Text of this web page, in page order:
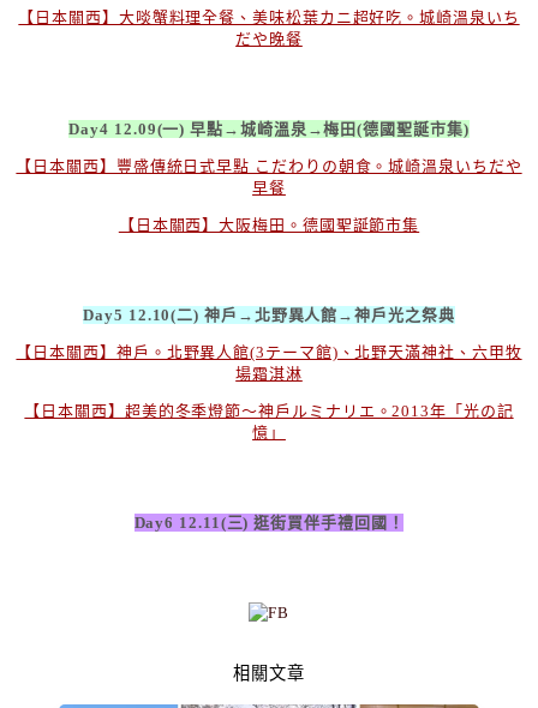
【日本關西】大啖蟹料理全餐、美味松葉カニ超好吃。城崎溫泉いち
だや晚餐
Day4 12.09(一) 早點→城崎溫泉→梅田(德國聖誕市集)
【日本關西】豐盛傳統日式早點 こだわりの朝食。城崎溫泉いちだや
早餐
【日本關西】大阪梅田。德國聖誕節市集
Day5 12.10(二) 神戶→北野異人館→神戶光之祭典
【日本關西】神戶。北野異人館(3テーマ館)、北野天滿神社、六甲牧
場霜淇淋
【日本關西】超美的冬季燈節～神戶ルミナリエ。2013年「光の記
憶」
Day6 12.11(三) 逛街買伴手禮回國！
相關文章